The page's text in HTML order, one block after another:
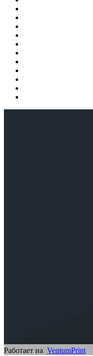
Работает на VentumPrint